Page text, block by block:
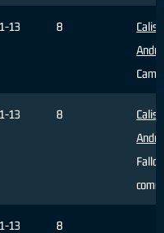
13 8
Calisi
13 8
Calisi
Fallo
13 8